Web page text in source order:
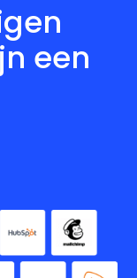
een